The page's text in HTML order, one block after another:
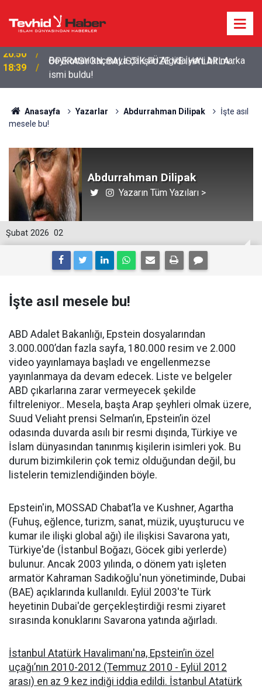
18:39
Boykottan kaçmaya çalışan Algida yeni bir marka
ismi buldu!
Anasayfa Yazarlar Abdurrahman Dilipak
İşte asıl
mesele bu!
Abdurrahman Dilipak
Yazarın Tüm Yazıları >
02
Şubat 2026
İşte asıl mesele bu!
ABD Adalet Bakanlığı, Epstein dosyalarından
3.000.000’dan fazla sayfa, 180.000 resim ve 2.000
video yayınlamaya başladı ve engellenmezse
yayınlanmaya da devam edecek. Liste ve belgeler
ABD çıkarlarına zarar vermeyecek şekilde
filtreleniyor.. Mesela, başta Arap şeyhleri olmak üzere,
Suud Veliaht prensi Selman’ın, Epstein’in özel
odasında duvarda asılı bir resmi dışında, Türkiye ve
İslam dünyasından tanınmış kişilerin isimleri yok. Bu
durum bizimkilerin çok temiz olduğundan değil, bu
listelerin temizlendiğinden böyle.
Epstein'in, MOSSAD Chabat’la ve Kushner, Agartha
(Fuhuş, eğlence, turizm, sanat, müzik, uyuşturucu ve
kumar ile ilişki global ağı) ile ilişkisi Savarona yatı,
Türkiye'de (İstanbul Boğazı, Göcek gibi yerlerde)
bulunur. Ancak 2003 yılında, o dönem yatı işleten
armatör Kahraman Sadıkoğlu'nun yönetiminde, Dubai
(BAE) açıklarında kullanıldı. Eylül 2003'te Türk
heyetinin Dubai'de gerçekleştirdiği resmi ziyaret
sırasında konuklarını Savarona yatında ağırladı.
İstanbul Atatürk Havalimanı'na, Epstein’in özel
uçağı’nın 2010-2012 (Temmuz 2010 - Eylül 2012
arası) en az 9 kez indiği iddia edildi. İstanbul Atatürk